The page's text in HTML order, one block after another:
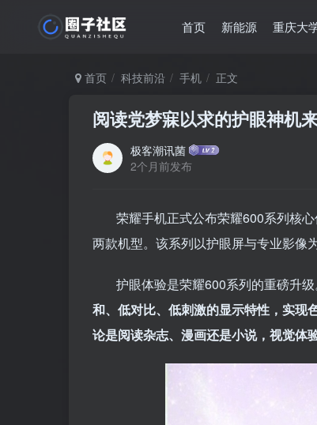
首页 新能源 重庆大
首页 科技前沿 手机 正文
阅读党梦寐以求的护眼神机
极客潮讯菌
2个月前发布
荣耀手机正式公布荣耀600系列核
两款机型。该系列以护眼屏与专业影像
护眼体验是荣耀600系列的重磅升
和、低对比、低刺激的显示特性，实现
论是阅读杂志、漫画还是小说，视觉体